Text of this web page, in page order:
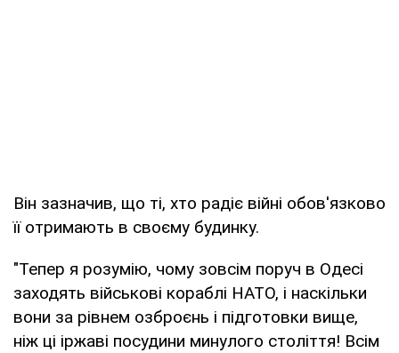
Він зазначив, що ті, хто радіє війні обов'язково
її отримають в своєму будинку.
"Тепер я розумію, чому зовсім поруч в Одесі
заходять військові кораблі НАТО, і наскільки
вони за рівнем озброєнь і підготовки вище,
ніж ці іржаві посудини минулого століття! Всім